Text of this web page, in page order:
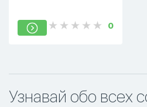
0
Узнавай обо всех